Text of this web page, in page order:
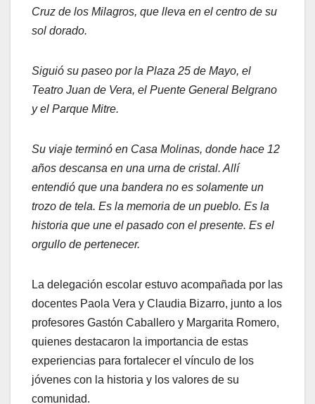
Cruz de los Milagros, que lleva en el centro de su
sol dorado.
Siguió su paseo por la Plaza 25 de Mayo, el
Teatro Juan de Vera, el Puente General Belgrano
y el Parque Mitre.
Su viaje terminó en Casa Molinas, donde hace 12
años descansa en una urna de cristal. Allí
entendió que una bandera no es solamente un
trozo de tela. Es la memoria de un pueblo. Es la
historia que une el pasado con el presente. Es el
orgullo de pertenecer.
La delegación escolar estuvo acompañada por las
docentes Paola Vera y Claudia Bizarro, junto a los
profesores Gastón Caballero y Margarita Romero,
quienes destacaron la importancia de estas
experiencias para fortalecer el vínculo de los
jóvenes con la historia y los valores de su
comunidad.